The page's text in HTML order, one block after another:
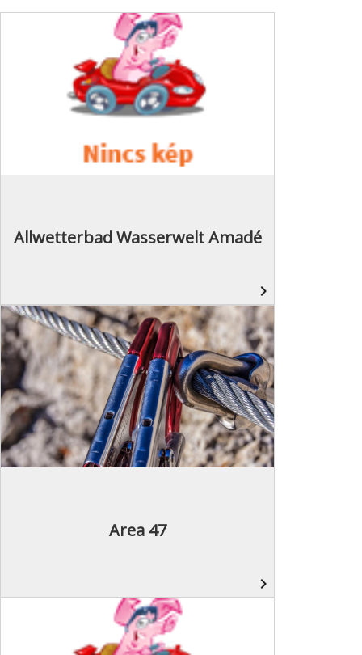
Allwetterbad Wasserwelt Amadé
navigate_next
Area 47
navigate_next